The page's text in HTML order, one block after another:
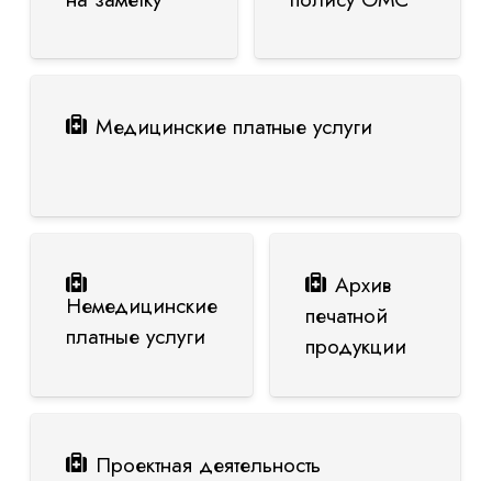
Медицинские платные услуги
Немедицинские
платные услуги
Архив
печатной
продукции
Проектная деятельность